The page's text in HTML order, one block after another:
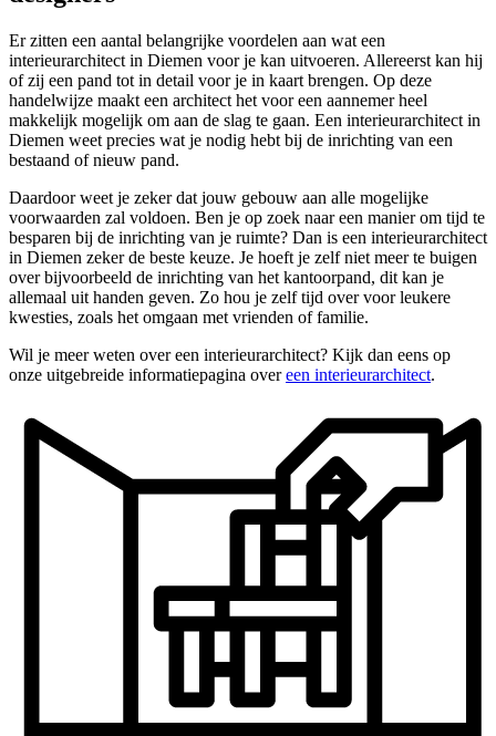
Er zitten een aantal belangrijke voordelen aan wat een
interieurarchitect in Diemen voor je kan uitvoeren. Allereerst kan hij
of zij een pand tot in detail voor je in kaart brengen. Op deze
handelwijze maakt een architect het voor een aannemer heel
makkelijk mogelijk om aan de slag te gaan. Een interieurarchitect in
Diemen weet precies wat je nodig hebt bij de inrichting van een
bestaand of nieuw pand.
Daardoor weet je zeker dat jouw gebouw aan alle mogelijke
voorwaarden zal voldoen. Ben je op zoek naar een manier om tijd te
besparen bij de inrichting van je ruimte? Dan is een interieurarchitect
in Diemen zeker de beste keuze. Je hoeft je zelf niet meer te buigen
over bijvoorbeeld de inrichting van het kantoorpand, dit kan je
allemaal uit handen geven. Zo hou je zelf tijd over voor leukere
kwesties, zoals het omgaan met vrienden of familie.
Wil je meer weten over een interieurarchitect? Kijk dan eens op
onze uitgebreide informatiepagina overeen interieurarchitect.